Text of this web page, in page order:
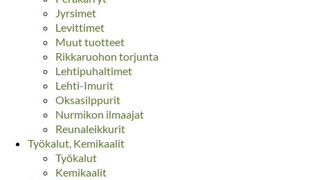
Jyrsimet
Levittimet
Muut tuotteet
Rikkaruohon torjunta
Lehtipuhaltimet
Lehti-Imurit
Oksasilppurit
Nurmikon ilmaajat
Reunaleikkurit
Työkalut, Kemikaalit
Työkalut
Kemikaalit